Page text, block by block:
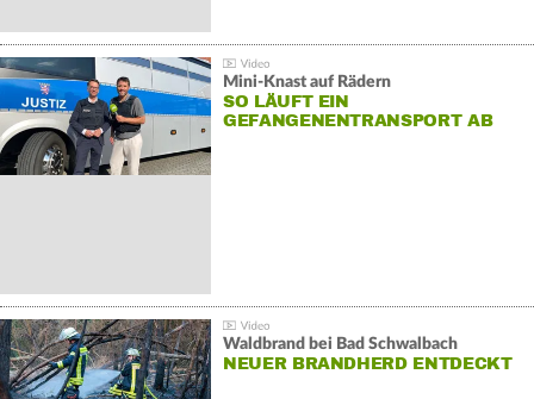
Mini-Knast auf Rädern
SO LÄUFT EIN
GEFANGENENTRANSPORT AB
Waldbrand bei Bad Schwalbach
NEUER BRANDHERD ENTDECKT